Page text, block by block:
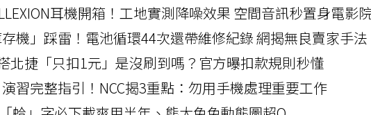
耳機開箱！工地實測降噪效果 空間音訊秒置身電影
機」踩雷！電池循環44次還帶維修紀錄 網揭無良賣家手法
北捷「只扣1元」是沒刷到嗎？官方曝扣款規則秒懂
習完整指引！NCC揭3重點：勿用手機處理重要工作